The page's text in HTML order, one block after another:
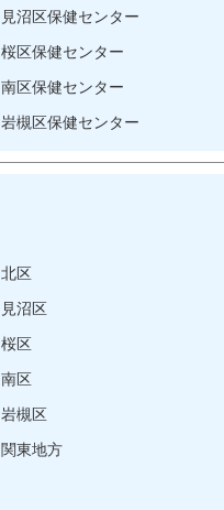
見沼区保健センター
桜区保健センター
南区保健センター
岩槻区保健センター
北区
見沼区
桜区
南区
岩槻区
関東地方